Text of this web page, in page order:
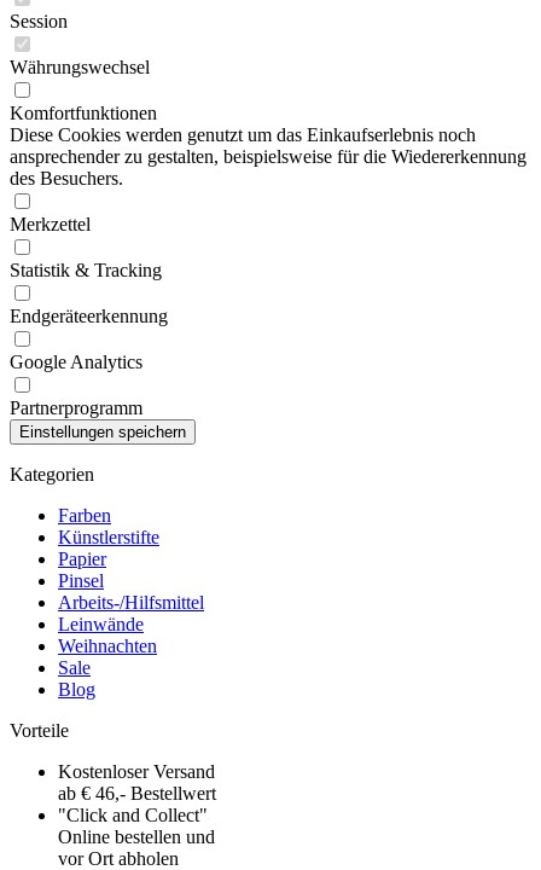
Session
Währungswechsel
Komfortfunktionen
Diese Cookies werden genutzt um das Einkaufserlebnis noch
ansprechender zu gestalten, beispielsweise für die Wiedererkennung
des Besuchers.
Merkzettel
Statistik & Tracking
Endgeräteerkennung
Google Analytics
Partnerprogramm
Kategorien
Farben
Künstlerstifte
Papier
Pinsel
Arbeits-/Hilfsmittel
Leinwände
Weihnachten
Sale
Blog
Vorteile
Kostenloser Versand
ab € 46,- Bestellwert
"Click and Collect"
Online bestellen und
vor Ort abholen